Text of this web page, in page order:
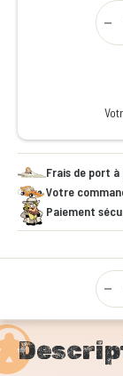
Qty
Frais de port
Votre
Paiement
Qty